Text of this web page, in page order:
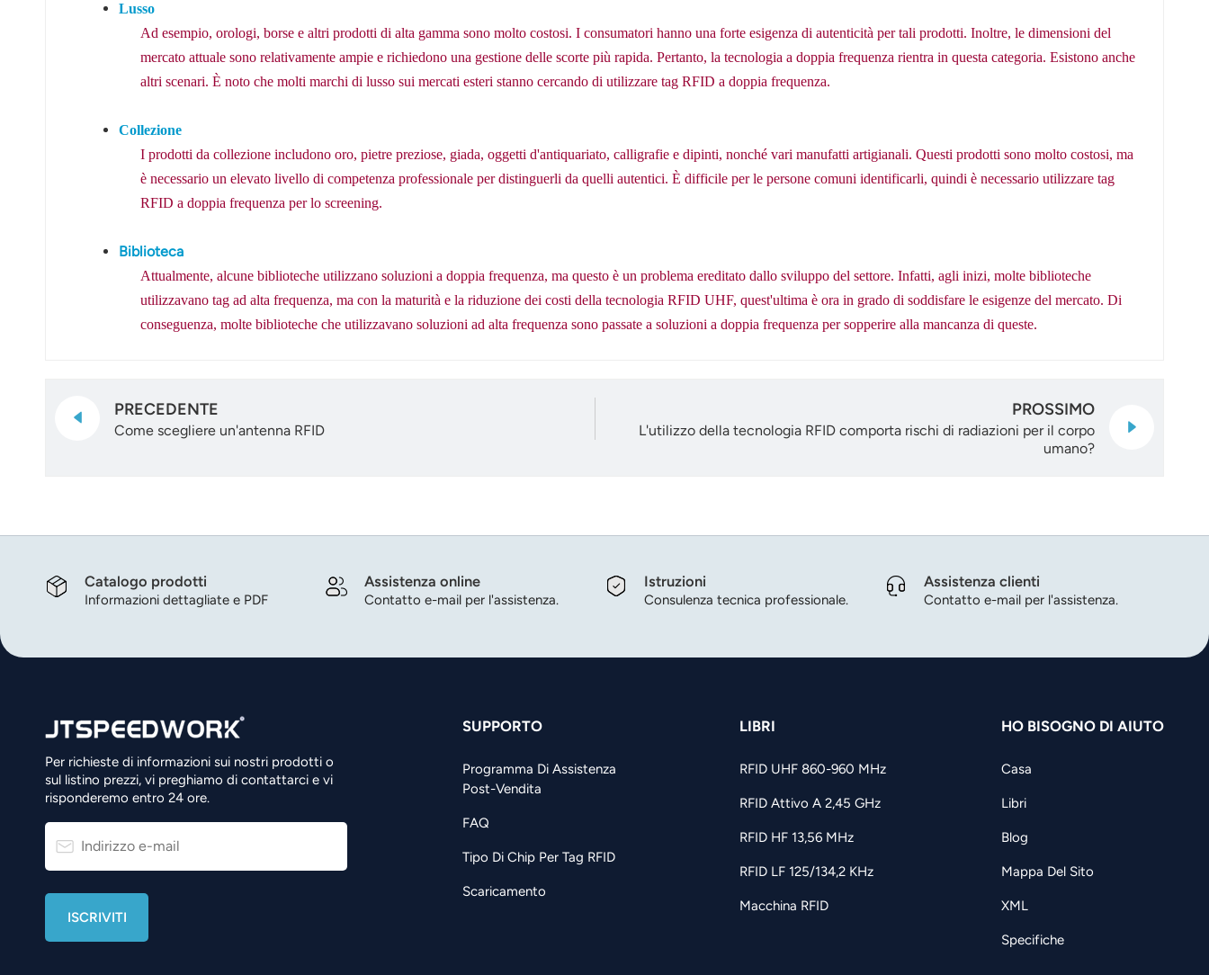
Lusso
Ad esempio, orologi, borse e altri prodotti di alta gamma sono molto costosi. I consumatori hanno una forte esigenza di autenticità per tali prodotti. Inoltre, le dimensioni del
mercato attuale sono relativamente ampie e richiedono una gestione delle scorte più rapida. Pertanto, la tecnologia a doppia frequenza rientra in questa categoria. Esistono anche
altri scenari. È noto che molti marchi di lusso sui mercati esteri stanno cercando di utilizzare tag RFID a doppia frequenza.
Collezione
I prodotti da collezione includono oro, pietre preziose, giada, oggetti d'antiquariato, calligrafie e dipinti, nonché vari manufatti artigianali. Questi prodotti sono molto costosi, ma
è necessario un elevato livello di competenza professionale per distinguerli da quelli autentici. È difficile per le persone comuni identificarli, quindi è necessario utilizzare tag
RFID a doppia frequenza per lo screening.
Biblioteca
Attualmente, alcune biblioteche utilizzano soluzioni a doppia frequenza, ma questo è un problema ereditato dallo sviluppo del settore. Infatti, agli inizi, molte biblioteche
utilizzavano tag ad alta frequenza, ma con la maturità e la riduzione dei costi della tecnologia RFID UHF, quest'ultima è ora in grado di soddisfare le esigenze del mercato. Di
conseguenza, molte biblioteche che utilizzavano soluzioni ad alta frequenza sono passate a soluzioni a doppia frequenza per sopperire alla mancanza di queste.
PRECEDENTE
Come scegliere un'antenna RFID
PROSSIMO
L'utilizzo della tecnologia RFID comporta rischi di radiazioni per il corpo
umano?
Catalogo prodotti
Informazioni dettagliate e PDF
Assistenza online
Contatto e-mail per l'assistenza.
Istruzioni
Consulenza tecnica professionale.
Assistenza clienti
Contatto e-mail per l'assistenza.
Per richieste di informazioni sui nostri prodotti o
sul listino prezzi, vi preghiamo di contattarci e vi
risponderemo entro 24 ore.
SUPPORTO
Programma Di Assistenza
Post-Vendita
FAQ
Tipo Di Chip Per Tag RFID
Scaricamento
LIBRI
RFID UHF 860-960 MHz
RFID Attivo A 2,45 GHz
RFID HF 13,56 MHz
RFID LF 125/134,2 KHz
Macchina RFID
HO BISOGNO DI AIUTO
Casa
Libri
Blog
Mappa Del Sito
XML
Specifiche